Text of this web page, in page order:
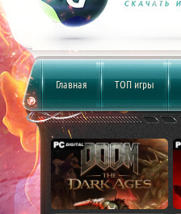
Главная ТОП игры